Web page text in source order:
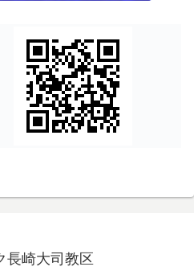
長崎大司教区